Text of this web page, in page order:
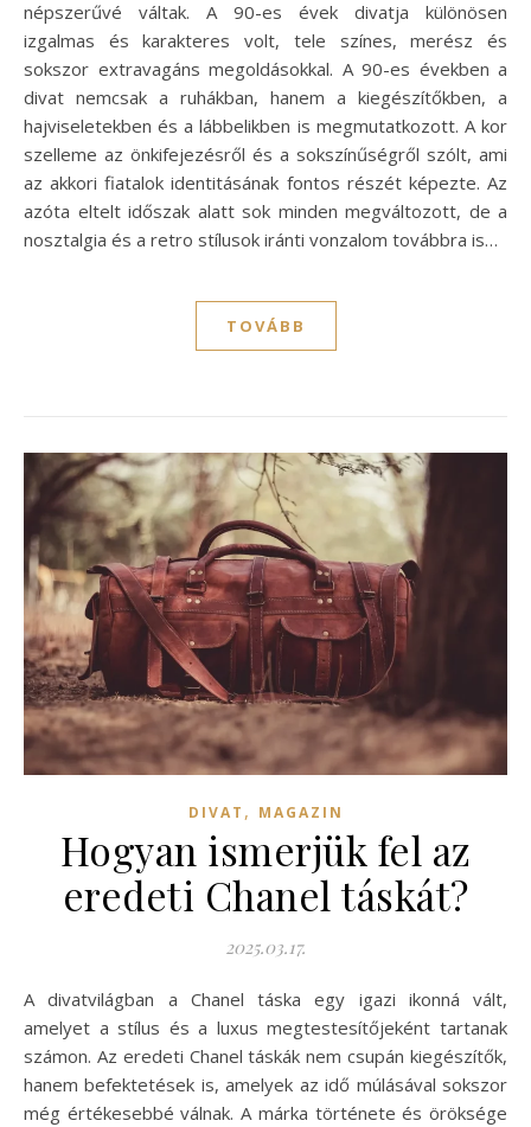
népszerűvé váltak. A 90-es évek divatja különösen
izgalmas és karakteres volt, tele színes, merész és
sokszor extravagáns megoldásokkal. A 90-es években a
divat nemcsak a ruhákban, hanem a kiegészítőkben, a
hajviseletekben és a lábbelikben is megmutatkozott. A kor
szelleme az önkifejezésről és a sokszínűségről szólt, ami
az akkori fiatalok identitásának fontos részét képezte. Az
azóta eltelt időszak alatt sok minden megváltozott, de a
nosztalgia és a retro stílusok iránti vonzalom továbbra is…
TOVÁBB
DIVAT , MAGAZIN
Hogyan ismerjük fel az
eredeti Chanel táskát?
2025.03.17.
A divatvilágban a Chanel táska egy igazi ikonná vált,
amelyet a stílus és a luxus megtestesítőjeként tartanak
számon. Az eredeti Chanel táskák nem csupán kiegészítők,
hanem befektetések is, amelyek az idő múlásával sokszor
még értékesebbé válnak. A márka története és öröksége